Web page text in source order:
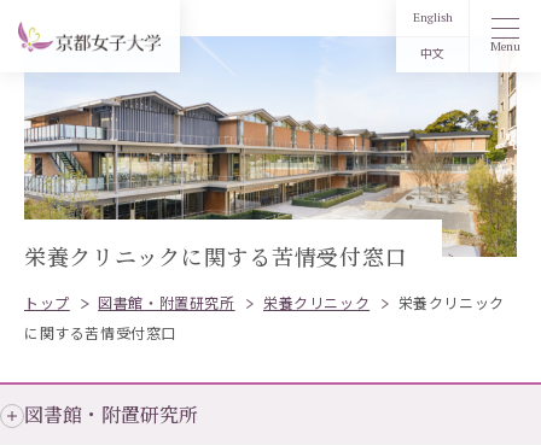
English
中文 Menu
栄養クリニックに関する苦情受付窓口
トップ 図書館・附置研究所 栄養クリニック
栄養クリニック
に関する苦情受付窓口
図書館・附置研究所